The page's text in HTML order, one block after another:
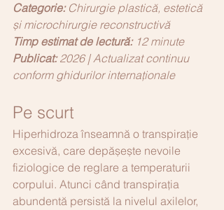
Categorie: Chirurgie plastică, estetică
și microchirurgie reconstructivă
Timp estimat de lectură: 12 minute
Publicat: 2026 | Actualizat continuu
conform ghidurilor internaționale
Pe scurt
Hiperhidroza înseamnă o transpirație
excesivă, care depășește nevoile
fiziologice de reglare a temperaturii
corpului. Atunci când transpirația
abundentă persistă la nivelul axilelor,